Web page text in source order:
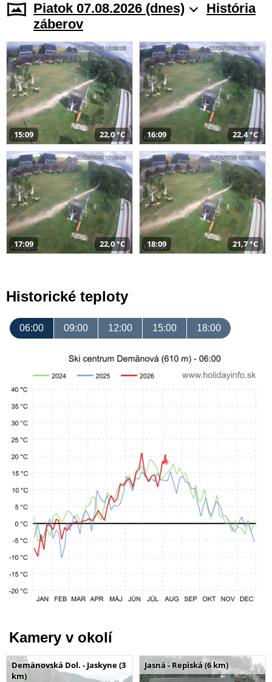
Piatok 07.08.2026 (dnes)
História
záberov
15:09 22,0 °C 16:09 22,4 °C
17:09 22,0 °C 18:09 21,7 °C
Historické teploty
06:00 09:00 12:00 15:00 18:00
Kamery v okolí
Demänovská Dol. - Jaskyne (3
km)
Jasná - Repiská (6 km)